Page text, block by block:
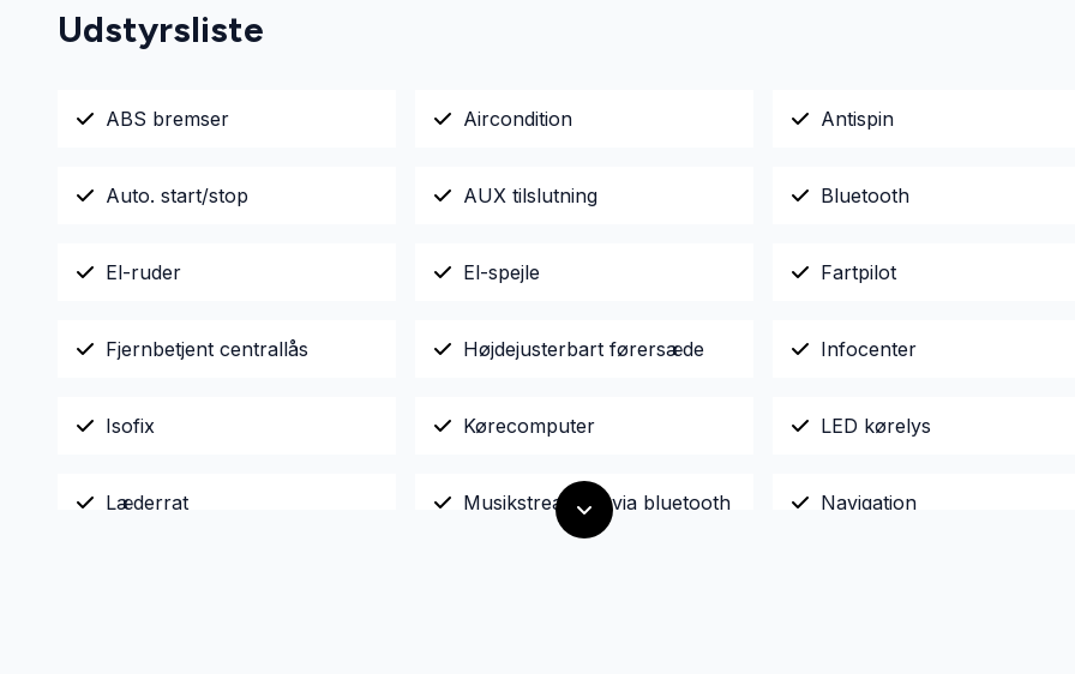
Udstyrsliste
ABS bremser Aircondition Antispin
Auto. start/stop AUX tilslutning Bluetooth
El-ruder El-spejle Fartpilot
Fjernbetjent centrallås Højdejusterbart førersæde Infocenter
Isofix Kørecomputer LED kørelys
Læderrat Musikstreaming via bluetooth Navigation